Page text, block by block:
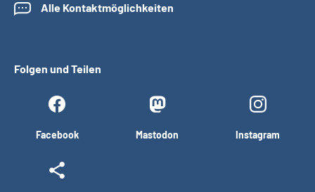
Alle Kontaktmöglichkeiten
Folgen und Teilen
Facebook Mastodon Instagram